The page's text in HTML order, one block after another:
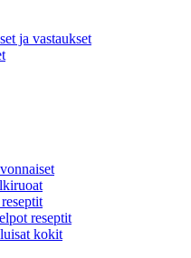
ja vastaukset
reseptit
kokit